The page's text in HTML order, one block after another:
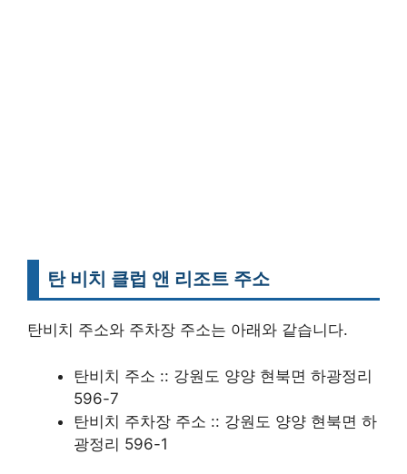
탄 비치 클럽 앤 리조트 주소
탄비치 주소와 주차장 주소는 아래와 같습니다.
탄비치 주소 :: 강원도 양양 현북면 하광정리
596-7
탄비치 주차장 주소 :: 강원도 양양 현북면 하
광정리 596-1